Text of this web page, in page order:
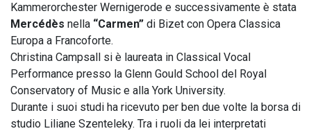
Kammerorchester Wernigerode e successivamente è stata
Mercédès nella “Carmen” di Bizet con Opera Classica
Europa a Francoforte.
Christina Campsall si è laureata in Classical Vocal
Performance presso la Glenn Gould School del Royal
Conservatory of Music e alla York University.
Durante i suoi studi ha ricevuto per ben due volte la borsa di
studio Liliane Szenteleky. Tra i ruoli da lei interpretati